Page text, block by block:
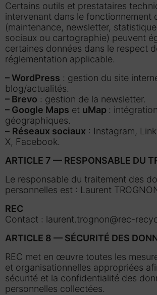
Certains outils et prestataires
intervenant dans le fonctionnement
(maintenance, newsletter,
sociaux ou cartographie) peuvent
certaines données dans le respect
réglementation applicable.
– WordPress : gestion du site
blog/actualités.
– Brevo : gestion de la newsletter.
– Google Maps et uMap :
géographiques.
– Réseaux sociaux : Instagram,
X, Facebook.
ARTICLE 7 — RESPONSABLE DU
Le responsable du traitement des
personnelles est : Laurent
REC
Contact : laurent.trognon@rec-
ARTICLE 8 — SÉCURITÉ DES
REC met en œuvre toutes les
et organisationnelles appropriées
sécurité et la confidentialité des
personnelles collectées.